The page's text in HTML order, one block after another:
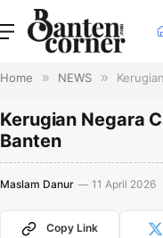
Home » NEWS »
Kerugian Negara
Banten
Maslam Danur 11 April 2026
Copy Link